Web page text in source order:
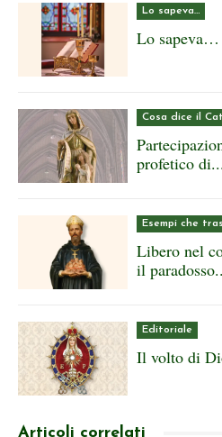
Lo sapeva…
Lo sapeva…
Cosa dice il
profetico di...
Esempi che
Libero nel
il
Editoriale
Il volto di
Articoli correlati